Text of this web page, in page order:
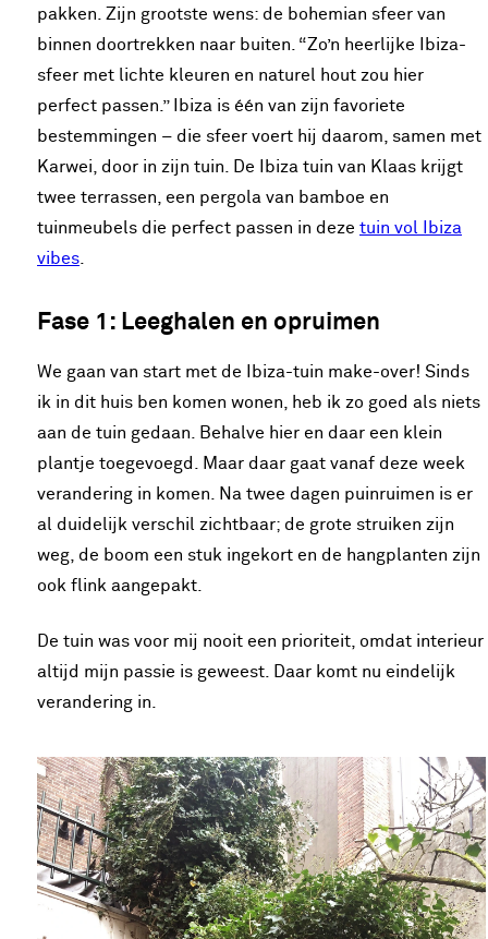
pakken. Zijn grootste wens: de bohemian sfeer van
binnen doortrekken naar buiten. “Zo’n heerlijke Ibiza-
sfeer met lichte kleuren en naturel hout zou hier
perfect passen.” Ibiza is één van zijn favoriete
bestemmingen – die sfeer voert hij daarom, samen met
Karwei, door in zijn tuin. De Ibiza tuin van Klaas krijgt
twee terrassen, een pergola van bamboe en
tuinmeubels die perfect passen in deze tuin vol Ibiza
vibes
Fase 1: Leeghalen en opruimen
We gaan van start met de Ibiza-tuin make-over! Sinds
ik in dit huis ben komen wonen, heb ik zo goed als niets
aan de tuin gedaan. Behalve hier en daar een klein
plantje toegevoegd. Maar daar gaat vanaf deze week
verandering in komen. Na twee dagen puinruimen is er
al duidelijk verschil zichtbaar; de grote struiken zijn
weg, de boom een stuk ingekort en de hangplanten zijn
ook flink aangepakt.
De tuin was voor mij nooit een prioriteit, omdat interieur
altijd mijn passie is geweest. Daar komt nu eindelijk
verandering in.